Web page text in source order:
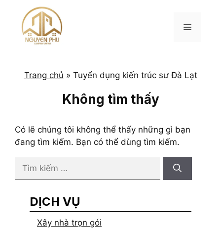
MENU
Trang chủ » Tuyển dụng kiến trúc sư Đà Lạt
Không tìm thấy
Có lẽ chúng tôi không thể thấy những gì bạn
đang tìm kiếm. Bạn có thể dùng tìm kiếm.
Tìm
DỊCH VỤ
Xây nhà trọn gói